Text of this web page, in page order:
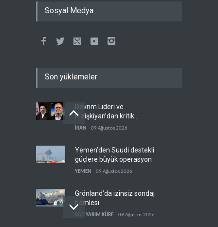
Sosyal Medya
Son yüklemeler
Devrim Lideri ve
Pizişkiyan’dan kritik
görüşme
İRAN 09 Ağustos 2026
Yemen’den Suudi destekli
güçlere büyük operasyon
YEMEN 09 Ağustos 2026
Grönland’da izinsiz sondaj
hamlesi
BATI YARIM KÜRE 09 Ağustos 2026